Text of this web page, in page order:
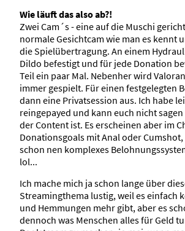
Wie läuft das also ab?!
Zwei Cam´s - eine auf die Muschi
normale Gesichtcam wie man es kennt
die Spielübertragung. An einem
Dildo befestigt und für jede Donation
Teil ein paar Mal. Nebenher wird
immer gespielt. Für einen festgelegten
dann eine Privatsession aus. Ich habe
reingepayed und kann euch nicht
der Content ist. Es erscheinen aber im
Donationsgoals mit Anal oder
schon nen komplexes
lol...
Ich mache mich ja schon lange über
Streamingthema lustig, weil es einfach
und Hemmungen mehr gibt, aber es
dennoch was Menschen alles für Geld